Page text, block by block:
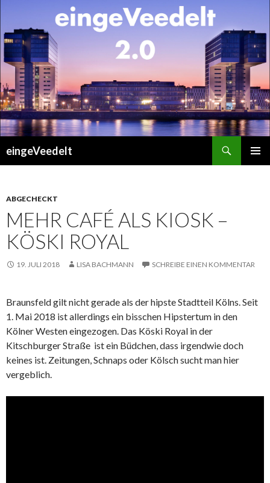
eingeVeedelt
ABGECHECKT
MEHR CAFÉ ALS KIOSK –
KÖSKI ROYAL
19. JULI 2018 LISA BACHMANN SCHREIBE EINEN KOMMENTAR
Braunsfeld gilt nicht gerade als der hipste Stadtteil Kölns. Seit
1. Mai 2018 ist allerdings ein bisschen Hipstertum in den
Kölner Westen eingezogen. Das Köski Royal in der
Kitschburger Straße ist ein Büdchen, dass irgendwie doch
keines ist. Zeitungen, Schnaps oder Kölsch sucht man hier
vergeblich.